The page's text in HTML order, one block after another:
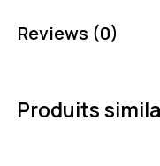
Reviews (0)
Produits